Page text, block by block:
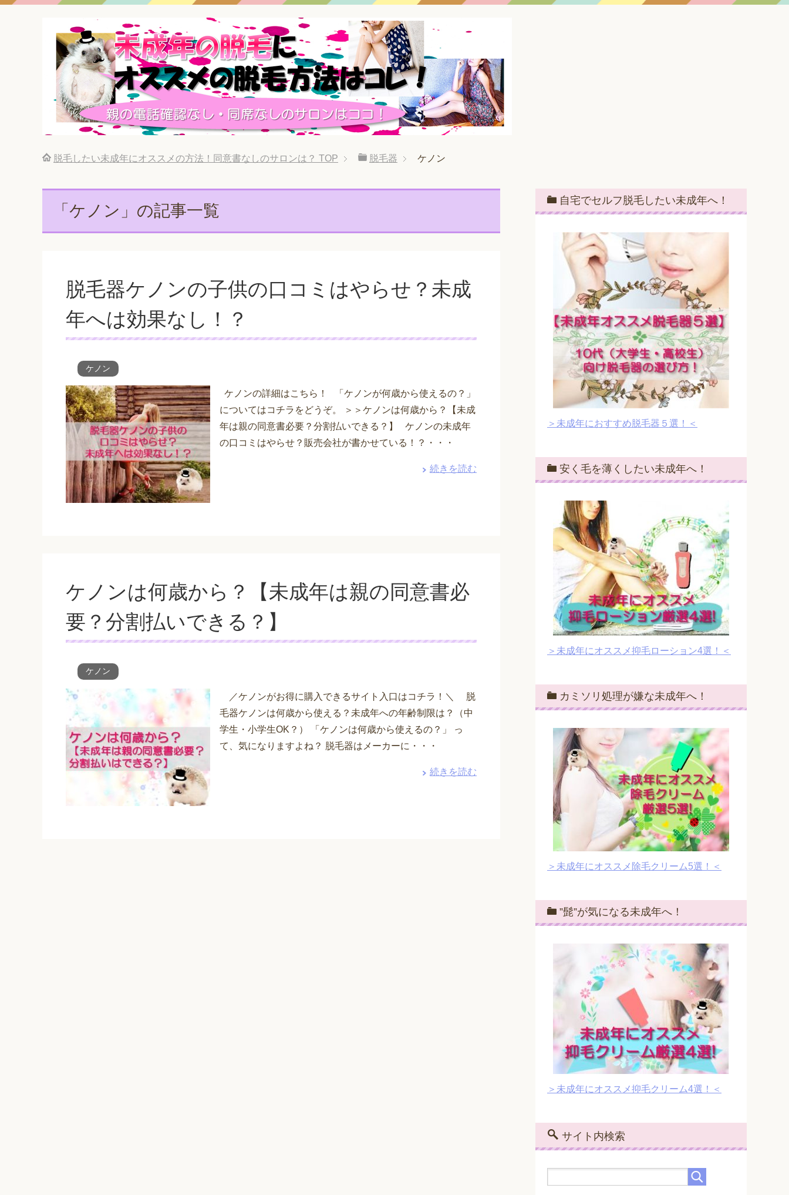
脱毛したい未成年にオススメの方法！同意書なしのサロンは？ TOP 脱毛器 ケノン
「ケノン」の記事一覧
脱毛器ケノンの子供の口コミはやらせ？未成
年へは効果なし！？
ケノン
ケノンの詳細はこちら！ 「ケノンが何歳から使えるの？」
についてはコチラをどうぞ。 ＞＞ケノンは何歳から？【未成
年は親の同意書必要？分割払いできる？】 ケノンの未成年
の口コミはやらせ？販売会社が書かせている！？・・・
続きを読む
ケノンは何歳から？【未成年は親の同意書必
要？分割払いできる？】
ケノン
／ケノンがお得に購入できるサイト入口はコチラ！＼ 脱
毛器ケノンは何歳から使える？未成年への年齢制限は？（中
学生・小学生OK？） 「ケノンは何歳から使えるの？」 っ
て、気になりますよね？ 脱毛器はメーカーに・・・
続きを読む
自宅でセルフ脱毛したい未成年へ！
＞未成年におすすめ脱毛器５選！＜
安く毛を薄くしたい未成年へ！
＞未成年にオススメ抑毛ローション4選！＜
カミソリ処理が嫌な未成年へ！
＞未成年にオススメ除毛クリーム5選！＜
”髭”が気になる未成年へ！
＞未成年にオススメ抑毛クリーム4選！＜
サイト内検索